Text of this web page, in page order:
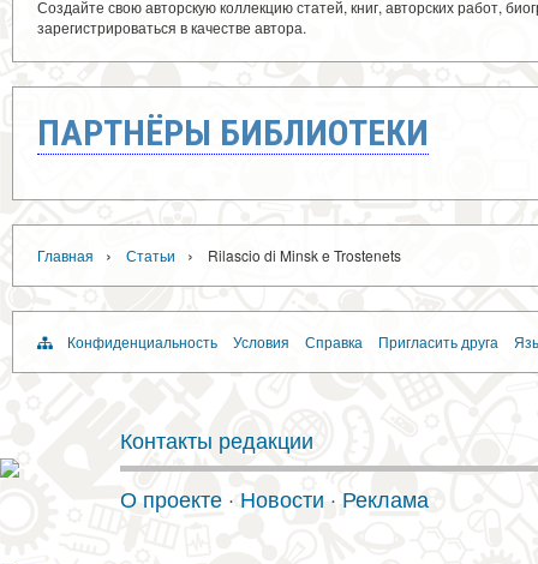
Создайте свою авторскую коллекцию статей, книг, авторских работ,
зарегистрироваться в качестве автора.
ПАРТНЁРЫ БИБЛИОТЕКИ
Главная › Статьи › Rilascio di Minsk e Trostenets
Конфиденциальность Условия Справка Пригласить друга
Контакты редакции
О проекте · Новости · Реклама